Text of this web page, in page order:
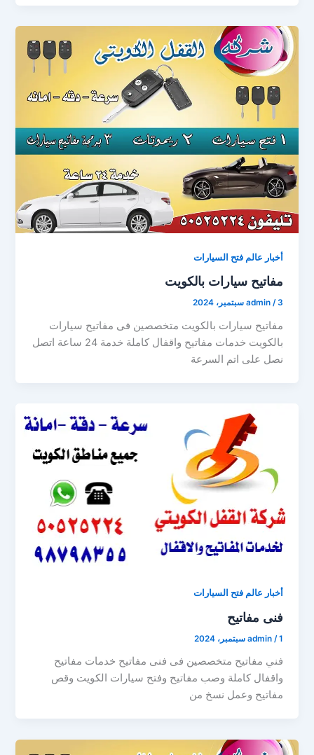
أخبار عالم فتح السيارات
مفاتيح سيارات بالكويت
admin /3 سبتمبر، 2024
مفاتيح سيارات بالكويت متخصصين فى مفاتيح سيارات
بالكويت خدمات مفاتيح واقفال كاملة خدمة 24 ساعة اتصل
نصل على اتم السرعة
أخبار عالم فتح السيارات
فنى مفاتيح
admin /1 سبتمبر، 2024
فني مفاتيح متخصصين فى فنى مفاتيح خدمات مفاتيح
واقفال كاملة وصب مفاتيح وفتح سيارات الكويت وقص
مفاتيح وعمل نسخ من